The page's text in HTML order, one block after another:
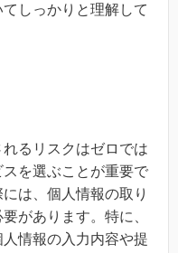
しっかりと理解して
るリスクはゼロでは
を選ぶことが重要で
は、個人情報の取り
があります。特に、
情報の入力内容や提